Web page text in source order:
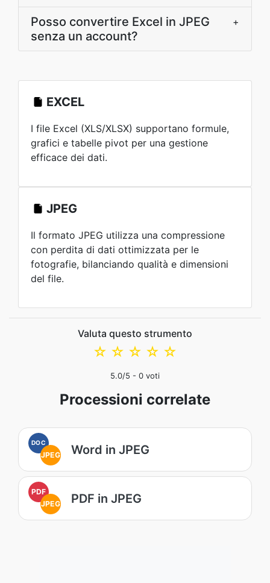
Posso convertire Excel in JPEG
senza un account?
+
EXCEL
I file Excel (XLS/XLSX) supportano formule,
grafici e tabelle pivot per una gestione
efficace dei dati.
JPEG
Il formato JPEG utilizza una compressione
con perdita di dati ottimizzata per le
fotografie, bilanciando qualità e dimensioni
del file.
Valuta questo strumento
☆
☆
☆
☆
☆
5.0/5 - 0 voti
Processioni correlate
DOC
JPEG Word in JPEG
PDF
JPEG
PDF in JPEG